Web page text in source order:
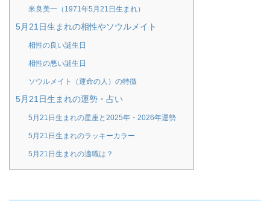
米良美一（1971年5月21日生まれ）
5月21日生まれの相性やソウルメイト
相性の良い誕生日
相性の悪い誕生日
ソウルメイト（運命の人）の特徴
5月21日生まれの運勢・占い
5月21日生まれの星座と2025年・2026年運勢
5月21日生まれのラッキーカラー
5月21日生まれの適職は？